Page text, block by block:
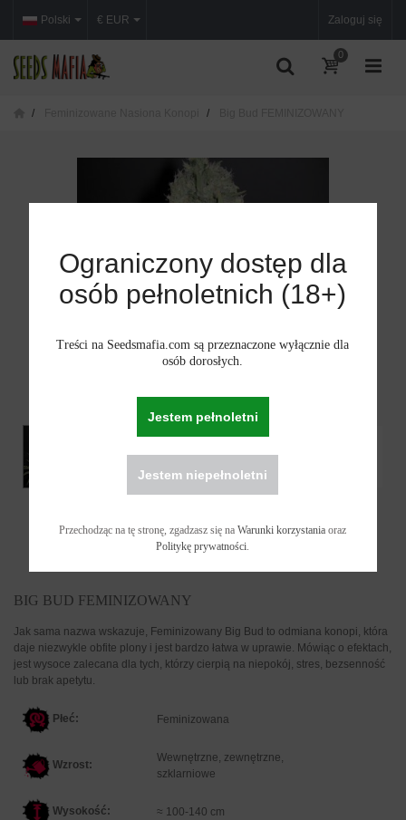
Polski Zaloguj się
€ EUR
0
BIG BUD FEMINIZOWANY
Jak sama nazwa wskazuje, Feminizowany Big Bud to odmiana konopi, która
daje niezwykle obfite plony i jest bardzo łatwa w uprawie. Mówiąc o efektach,
jest wysoce zalecana dla tych, którzy cierpią na niepokój, stres, bezsenność
lub brak apetytu.
Płeć: Feminizowana
Wzrost:
Wewnętrzne, zewnętrzne,
szklarniowe
Wysokość: ≈ 100-140 cm
Ograniczony dostęp dla
osób pełnoletnich (18+)
Treści na Seedsmafia.com są przeznaczone wyłącznie dla
osób dorosłych.
Jestem pełnoletni
Jestem niepełnoletni
Przechodząc na tę stronę, zgadzasz się naWarunki korzystania oraz
Politykę prywatności.